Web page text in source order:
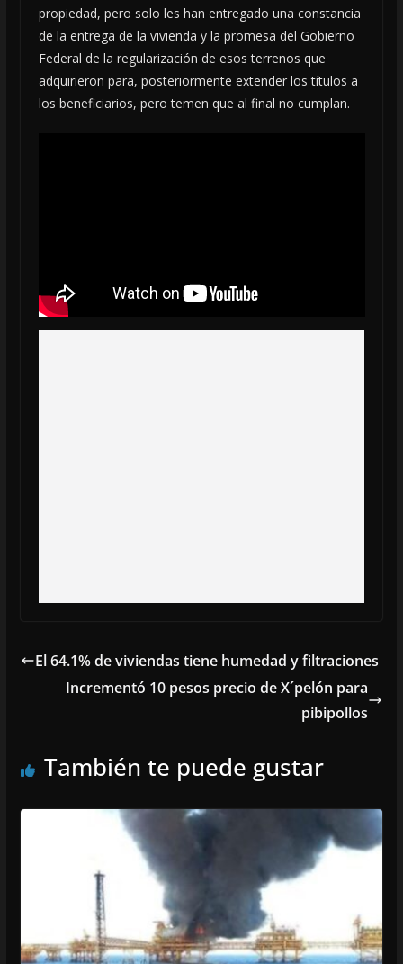
propiedad, pero solo les han entregado una constancia
de la entrega de la vivienda y la promesa del Gobierno
Federal de la regularización de esos terrenos que
adquirieron para, posteriormente extender los títulos a
los beneficiarios, pero temen que al final no cumplan.
El 64.1% de viviendas tiene humedad y filtraciones
Incrementó 10 pesos precio de X´pelón para
pibipollos
También te puede gustar